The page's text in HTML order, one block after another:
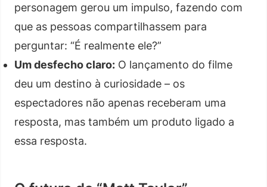
personagem gerou um impulso, fazendo com
que as pessoas compartilhassem para
perguntar: “É realmente ele?”
Um desfecho claro: O lançamento do filme
deu um destino à curiosidade – os
espectadores não apenas receberam uma
resposta, mas também um produto ligado a
essa resposta.